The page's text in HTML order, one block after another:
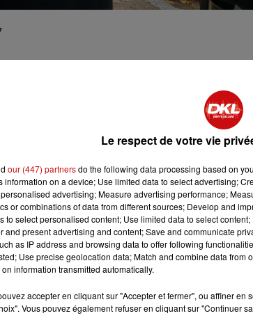
dernier par le gouvernement Valls avant
prendra finalement effet au 1er janvier
le stationnement est payant de prendre en
les représentant et des
du temps de stationnement. Dans
de la bonne foi.
Le respect de votre vie
our (447) partnersdo the following data processing based on
information on a device; Use limited data to select advertising;
advertising; Measure advertising performance;
or combinations of data from different sources; Develop and
to select personalised content; Use limited data to select
and present advertising and content; Save and communicate
as IP address and browsing data to offer following
Use precise geolocation data; Match and combine data from
information transmitted automatically.
accepter en cliquant sur "Accepter et fermer", ou affiner
Vous pouvez également refuser en cliquant sur "Continuer